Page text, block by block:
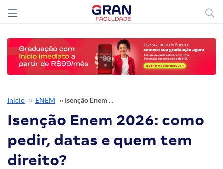
Início ›› ENEM ›› Isenção Enem 2026: como pedir, datas e quem tem direito?
Isenção Enem 2026: como
pedir, datas e quem tem
direito?